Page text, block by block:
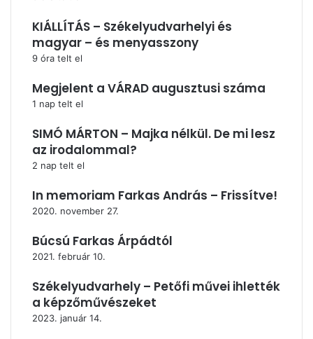
KIÁLLÍTÁS – Székelyudvarhelyi és
magyar – és menyasszony
9 óra telt el
Megjelent a VÁRAD augusztusi száma
1 nap telt el
SIMÓ MÁRTON – Majka nélkül. De mi lesz
az irodalommal?
2 nap telt el
In memoriam Farkas András – Frissítve!
2020. november 27.
Búcsú Farkas Árpádtól
2021. február 10.
Székelyudvarhely – Petőfi művei ihlették
a képzőművészeket
2023. január 14.